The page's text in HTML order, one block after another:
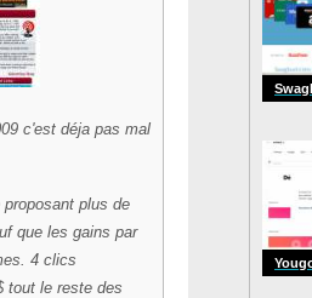
c'est déja pas mal
plus de
que les gains par
4 clics
tout le reste des